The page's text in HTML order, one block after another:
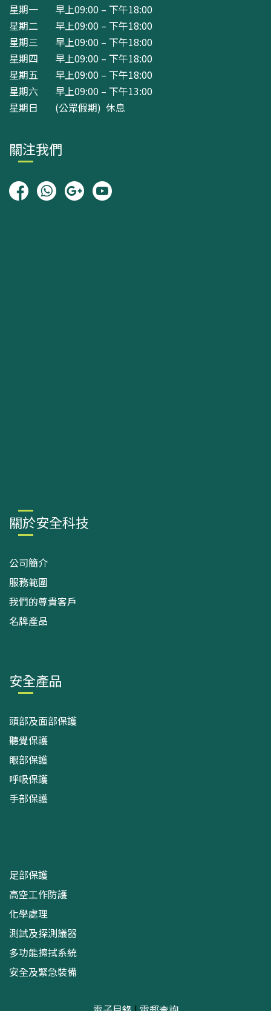
星期一 早上09:00 – 下午18:00
星期二 早上09:00 – 下午18:00
星期三 早上09:00 – 下午18:00
星期四 早上09:00 – 下午18:00
星期五 早上09:00 – 下午18:00
星期六 早上09:00 – 下午13:00
星期日 (公眾假期) 休息
關注我們
關於安全科技
公司簡介
服務範圍
我們的尊貴客戶
名牌產品
安全產品
頭部及面部保護
聽覺保護
眼部保護
呼吸保護
手部保護
足部保護
高空工作防護
化學處理
測試及探測議器
多功能擦拭系統
安全及緊急裝備